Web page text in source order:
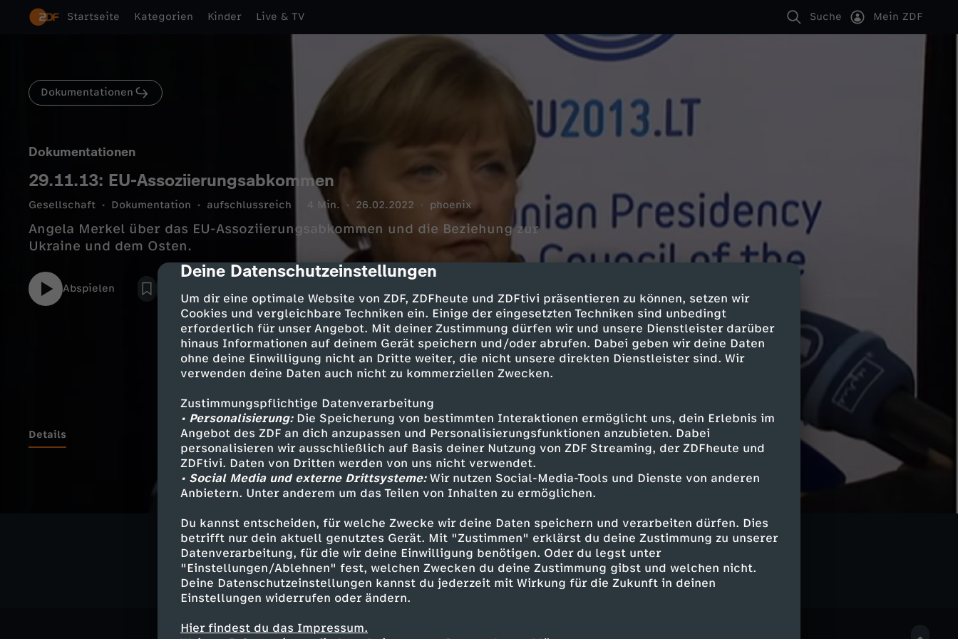
cmp-dialog-description
Deine Datenschutzeinstellungen
Um dir eine optimale Website von ZDF, ZDFheute und ZDFtivi präsentieren zu können, setzen wir
Cookies und vergleichbare Techniken ein. Einige der eingesetzten Techniken sind unbedingt
erforderlich für unser Angebot. Mit deiner Zustimmung dürfen wir und unsere Dienstleister darüber
hinaus Informationen auf deinem Gerät speichern und/oder abrufen. Dabei geben wir deine Daten
ohne deine Einwilligung nicht an Dritte weiter, die nicht unsere direkten Dienstleister sind. Wir
verwenden deine Daten auch nicht zu kommerziellen Zwecken.
Zustimmungspflichtige Datenverarbeitung
• Personalisierung:Die Speicherung von bestimmten Interaktionen ermöglicht uns, dein Erlebnis im
Angebot des ZDF an dich anzupassen und Personalisierungsfunktionen anzubieten. Dabei
personalisieren wir ausschließlich auf Basis deiner Nutzung von ZDF Streaming, der ZDFheute und
ZDFtivi. Daten von Dritten werden von uns nicht verwendet.
• Social Media und externe Drittsysteme:Wir nutzen Social-Media-Tools und Dienste von anderen
Anbietern. Unter anderem um das Teilen von Inhalten zu ermöglichen.
Du kannst entscheiden, für welche Zwecke wir deine Daten speichern und verarbeiten dürfen. Dies
betrifft nur dein aktuell genutztes Gerät. Mit "Zustimmen" erklärst du deine Zustimmung zu unserer
Datenverarbeitung, für die wir deine Einwilligung benötigen. Oder du legst unter
"Einstellungen/Ablehnen" fest, welchen Zwecken du deine Zustimmung gibst und welchen nicht.
Deine Datenschutzeinstellungen kannst du jederzeit mit Wirkung für die Zukunft in deinen
Einstellungen widerrufen oder ändern.
Hier findest du das Impressum.
Startseite Kategorien Kinder Live & TV Suche Mein ZDF
Dokumentationen
Dokumentationen
29.11.13: EU-Assoziierungsabkommen
Gesellschaft Dokumentation aufschlussreich 4 Min. 26.02.2022 phoenix
Angela Merkel über das EU-Assoziierungsabkommen und die Beziehung zur
Ukraine und dem Osten.
Abspielen
Details
Ähnliche Inhalte entdecken
Gesellschaft Dokumentation aufschlussreich Dokumentationen